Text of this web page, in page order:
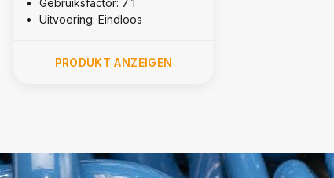
Gebruiksfactor: 7:1
Uitvoering: Eindloos
PRODUKT ANZEIGEN